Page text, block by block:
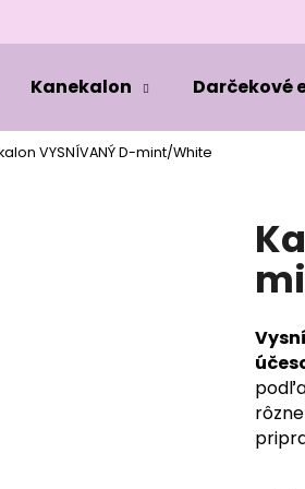
Kanekalon Darčekové
VYSNÍVANÝ D-mint/White